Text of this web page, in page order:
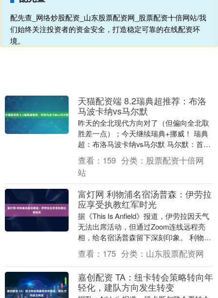
配先查_网络炒股配资_山东股票配资网_股票配资十倍网站/我
们始终关注投资者的资金安全，打造稳定可靠的在线配资环
境。
天猫配资端 8.2瑞典超推荐：布洛
马波卡纳vs马尔默
昨天的全北现代方向对了（但偏向全北取
胜差一点）；今天继续瑞典+挪威！ 瑞典
超：布洛马波卡纳vs马尔默 马尔默：首先
是阵容折损，队长+后防主力杨森伤停，
中场核心克....
查看： 159 分类： 股票配资十倍网
站
富灯网 利物浦名宿汤普森：伊劳拉
应享受执教红军时光
据《This Is Anfield》报道，伊劳拉因天气
无法出席活动，但通过Zoom连线远程亮
相，给名宿汤普森留下深刻印象。 利物浦
今夏美国行以芝加哥为大本营，球....
查看： 175 分类： 山东股票配资网
嘉创配资 TA：纽卡转会策略转向年
轻化，建队方向发生转变